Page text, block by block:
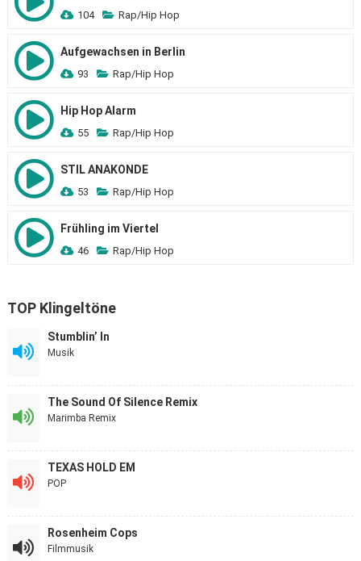
104 Rap/Hip Hop
Aufgewachsen in Berlin
93 Rap/Hip Hop
Hip Hop Alarm
55 Rap/Hip Hop
STIL ANAKONDE
53 Rap/Hip Hop
Frühling im Viertel
46 Rap/Hip Hop
TOP Klingeltöne
Stumblin’ In
Musik
The Sound Of Silence Remix
Marimba Remix
TEXAS HOLD EM
POP
Rosenheim Cops
Filmmusik